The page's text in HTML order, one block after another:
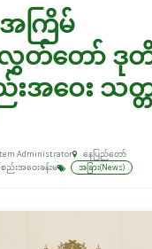
ြိမ်
တ်တော် ဒု
အဝေး သတ္
Administrator
နေပြည်တော်
းအဝေးခန်းမ
အခြား(News)